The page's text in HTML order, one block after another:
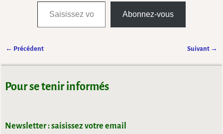
Abonnez-vous
← Précédent Suivant →
Pour se tenir informés
Newsletter : saisissez votre email